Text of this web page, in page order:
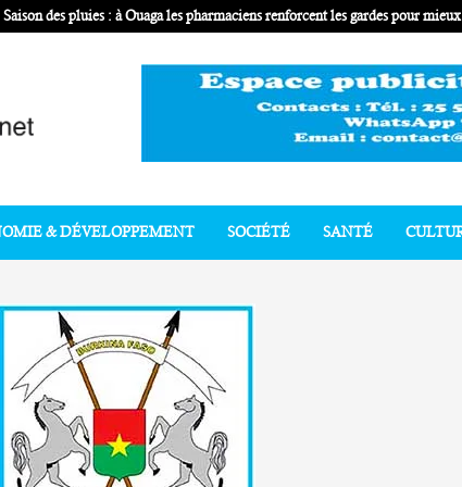
Saison des pluies : à Ouaga les pharmaciens renforcent les gardes pour
& DÉVELOPPEMENT SOCIÉTÉ SANTÉ